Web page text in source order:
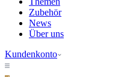
Zubehör
News
Über uns
Kundenkonto